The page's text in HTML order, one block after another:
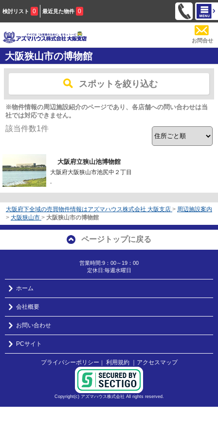
検討リスト 0 最近見た物件 0
お問合せ
大阪狭山市の博物館
スポットを絞り込む
※物件情報の周辺施設紹介のページであり、各店舗への問い合わせは当
社では対応できません。
該当件数1件
大阪府立狭山池博物館
大阪府大阪狭山市池尻中２丁目
-
大阪府下全域の売買物件情報はアズマハウス株式会社 大阪支店 > 周辺施設案内
> 大阪狭山市 > 大阪狭山市の博物館
ページトップに戻る
営業時間:9：00～19：00
定休日:毎週水曜日
ホーム
会社概要
お問い合わせ
PCサイト
プライバシーポリシー ｜ 利用規約 ｜アクセスマップ
Copyright(c) アズマハウス株式会社 All rights reserved.